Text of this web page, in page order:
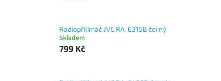
Radiopřijímač JVC RA-E315B černý
Skladem
799 Kč